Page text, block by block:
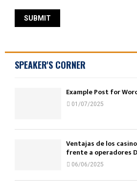
SPEAKER'S CORNER
Example Post for
01/07/2025
Ventajas de los
frente a operadores
06/06/2025